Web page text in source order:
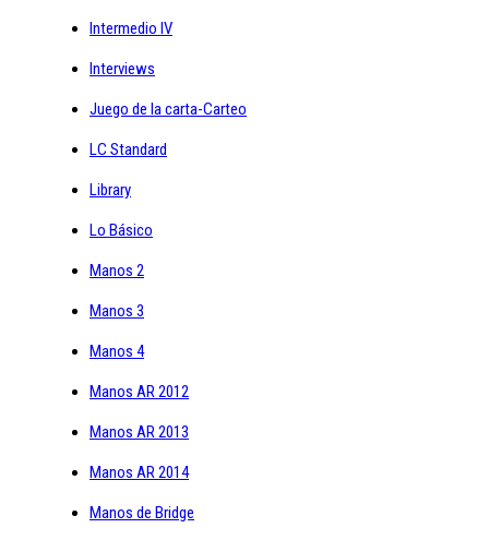
Intermedio IV
Interviews
Juego de la carta-Carteo
LC Standard
Library
Lo Básico
Manos 2
Manos 3
Manos 4
Manos AR 2012
Manos AR 2013
Manos AR 2014
Manos de Bridge